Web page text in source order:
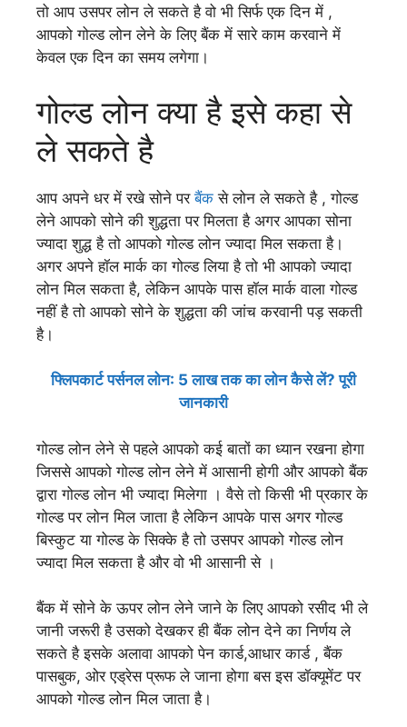
तो आप उसपर लोन ले सकते है वो भी सिर्फ एक दिन में ,
आपको गोल्ड लोन लेने के लिए बैंक में सारे काम करवाने में
केवल एक दिन का समय लगेगा।
गोल्ड लोन क्या है इसे कहा से
ले सकते है
आप अपने धर में रखे सोने परबैंक से लोन ले सकते है , गोल्ड
लेने आपको सोने की शुद्धता पर मिलता है अगर आपका सोना
ज्यादा शुद्ध है तो आपको गोल्ड लोन ज्यादा मिल सकता है।
अगर अपने हॉल मार्क का गोल्ड लिया है तो भी आपको ज्यादा
लोन मिल सकता है, लेकिन आपके पास हॉल मार्क वाला गोल्ड
नहीं है तो आपको सोने के शुद्धता की जांच करवानी पड़ सकती
है।
फ्लिपकार्ट पर्सनल लोन: 5 लाख तक का लोन कैसे लें? पूरी
जानकारी
गोल्ड लोन लेने से पहले आपको कई बातों का ध्यान रखना होगा
जिससे आपको गोल्ड लोन लेने में आसानी होगी और आपको बैंक
द्वारा गोल्ड लोन भी ज्यादा मिलेगा । वैसे तो किसी भी प्रकार के
गोल्ड पर लोन मिल जाता है लेकिन आपके पास अगर गोल्ड
बिस्कुट या गोल्ड के सिक्के है तो उसपर आपको गोल्ड लोन
ज्यादा मिल सकता है और वो भी आसानी से ।
बैंक में सोने के ऊपर लोन लेने जाने के लिए आपको रसीद भी ले
जानी जरूरी है उसको देखकर ही बैंक लोन देने का निर्णय ले
सकते है इसके अलावा आपको पेन कार्ड,आधार कार्ड , बैंक
पासबुक, ओर एड्रेस प्रूफ ले जाना होगा बस इस डॉक्यूमेंट पर
आपको गोल्ड लोन मिल जाता है।